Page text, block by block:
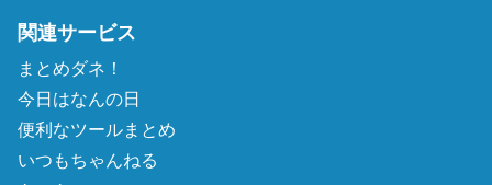
関連サービス
まとめダネ！
今日はなんの日
便利なツールまとめ
いつもちゃんねる